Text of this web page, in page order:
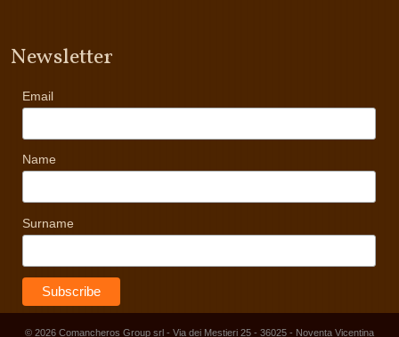
Newsletter
Email
Name
Surname
© 2026 Comancheros Group srl - Via dei Mestieri 25 - 36025 - Noventa Vicentina